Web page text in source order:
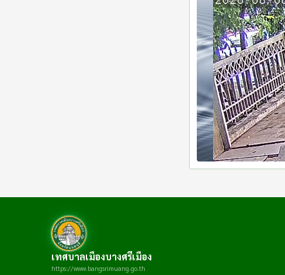
เทศบาลเมืองบางศรีเมือง
https://www.bangsrimuang.go.th